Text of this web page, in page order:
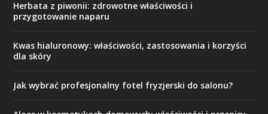
Herbata z piwonii: zdrowotne właściwości i
przygotowanie naparu
Kwas hialuronowy: właściwości, zastosowania i korzyści
dla skóry
Jak wybrać profesjonalny fotel fryzjerski do salonu?